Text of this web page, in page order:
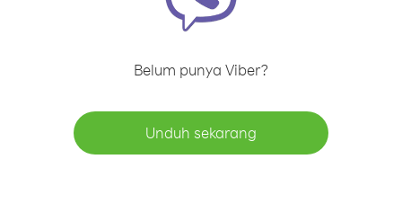
Belum punya Viber?
Unduh sekarang